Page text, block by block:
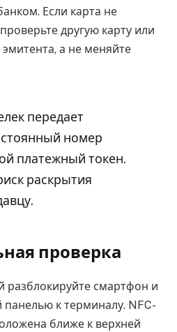
Если карта не
другую карту или
а не меняйте
передает
номер
платежный токен.
раскрытия
проверка
разблокируйте смартфон и
панелью к терминалу. NFC-
ближе к верхней